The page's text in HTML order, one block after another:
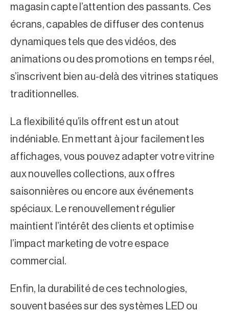
magasin capte l’attention des passants. Ces
écrans, capables de diffuser des contenus
dynamiques tels que des vidéos, des
animations ou des promotions en temps réel,
s’inscrivent bien au-delà des vitrines statiques
traditionnelles.
La flexibilité qu’ils offrent est un atout
indéniable. En mettant à jour facilement les
affichages, vous pouvez adapter votre vitrine
aux nouvelles collections, aux offres
saisonnières ou encore aux événements
spéciaux. Le renouvellement régulier
maintient l’intérêt des clients et optimise
l’impact marketing de votre espace
commercial.
Enfin, la durabilité de ces technologies,
souvent basées sur des systèmes LED ou